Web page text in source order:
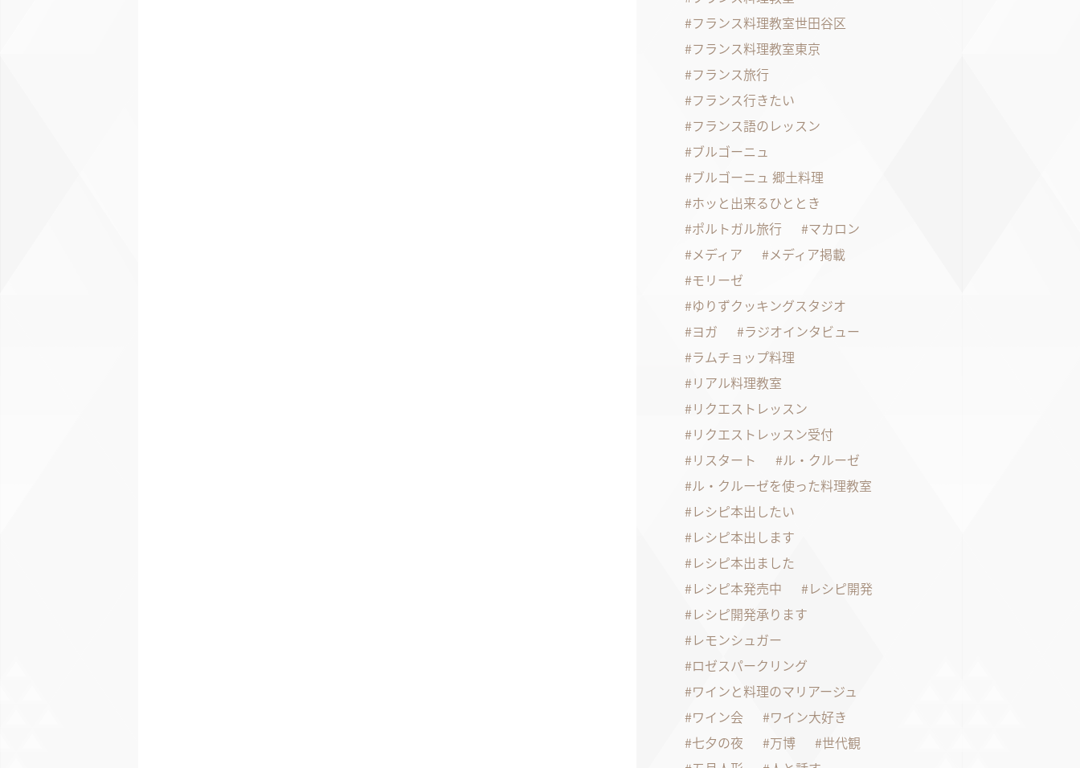
フランス料理教室世田谷区
フランス料理教室東京
フランス旅行
フランス行きたい
フランス語のレッスン
ブルゴーニュ
ブルゴーニュ 郷土料理
ホッと出来るひととき
ポルトガル旅行
マカロン
メディア
メディア掲載
モリーゼ
ゆりずクッキングスタジオ
ヨガ
ラジオインタビュー
ラムチョップ料理
リアル料理教室
リクエストレッスン
リクエストレッスン受付
リスタート
ル・クルーゼ
ル・クルーゼを使った料理教室
レシピ本出したい
レシピ本出します
レシピ本出ました
レシピ本発売中
レシピ開発
レシピ開発承ります
レモンシュガー
ロゼスパークリング
ワインと料理のマリアージュ
ワイン会
ワイン大好き
七夕の夜
万博
世代観